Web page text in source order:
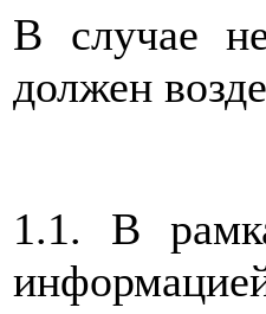
В случае
должен
1.1. В